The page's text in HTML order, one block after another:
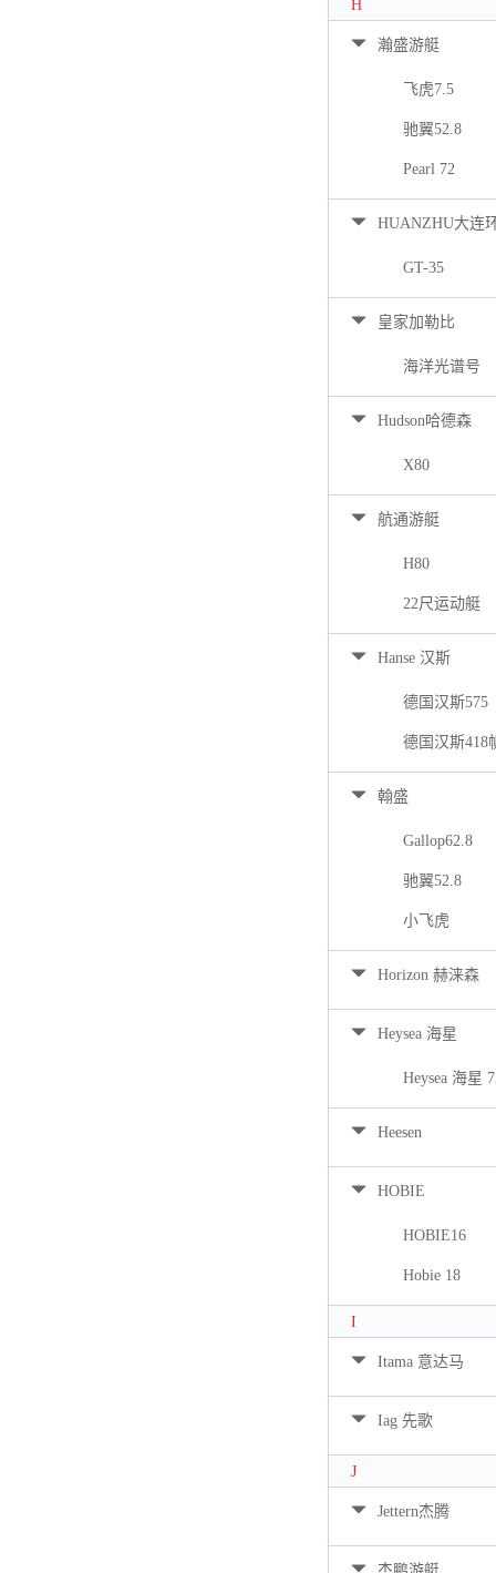
H
瀚盛游艇
飞虎7.5
驰翼52.8
Pearl 72
HUANZHU大连
GT-35
皇家加勒比
海洋光谱号
Hudson哈德森
X80
航通游艇
H80
22尺运动艇
Hanse 汉斯
德国汉斯575
德国汉斯418
翰盛
Gallop62.8
驰翼52.8
小飞虎
Horizon 赫涞森
Heysea 海星
Heysea 海星
Heesen
HOBIE
HOBIE16
Hobie 18
I
Itama 意达马
Iag 先歌
J
Jettern杰腾